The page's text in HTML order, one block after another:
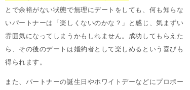
とで余裕がない状態で無理にデートをしても、何も知らな
いパートナーは「楽しくないのかな？」と感じ、気まずい
雰囲気になってしまうかもしれません。成功してもらえた
ら、その後のデートは婚約者として楽しめるという喜びも
得られます。
また、パートナーの誕生日やホワイトデーなどにプロポー